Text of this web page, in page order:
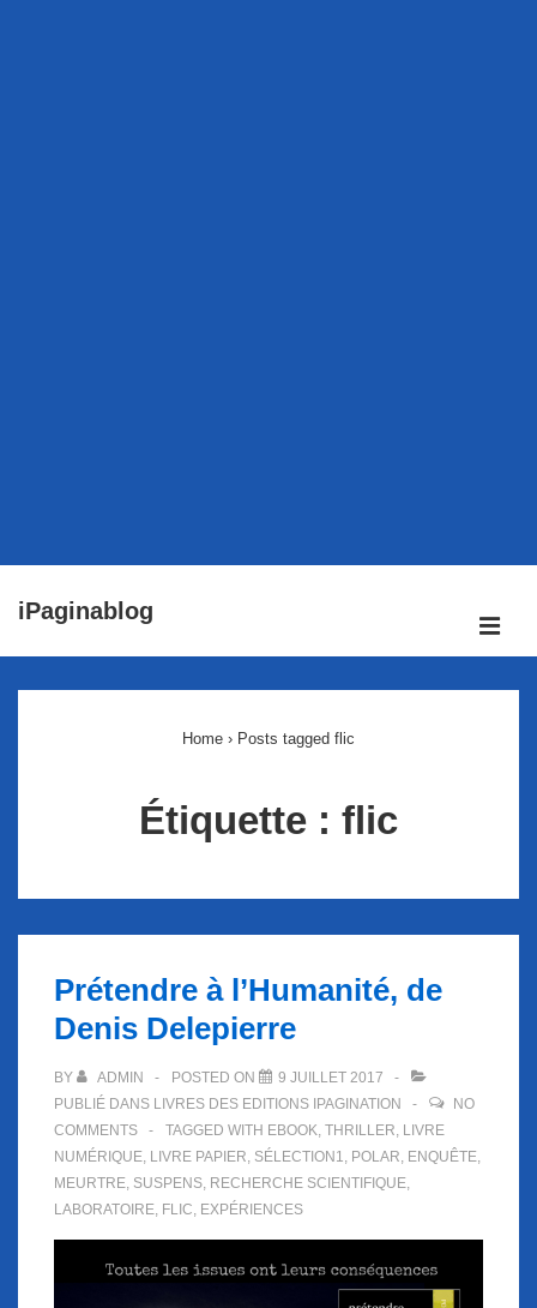
passer
iPaginablog
Home › Posts tagged flic
Étiquette : flic
Prétendre à l’Humanité, de
Denis Delepierre
BY ADMIN POSTED ON
9 JUILLET 2017
PUBLIÉ DANS LIVRES DES EDITIONS IPAGINATION
NO
COMMENTS
TAGGED WITH EBOOK, THRILLER, LIVRE
NUMÉRIQUE, LIVRE PAPIER, SÉLECTION1, POLAR, ENQUÊTE,
MEURTRE, SUSPENS, RECHERCHE SCIENTIFIQUE,
LABORATOIRE, FLIC, EXPÉRIENCES